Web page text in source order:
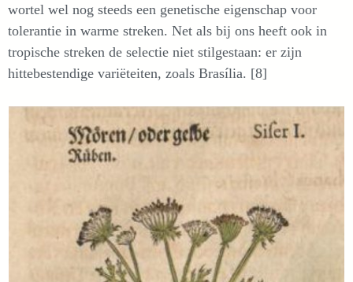
wortel wel nog steeds een genetische eigenschap voor
tolerantie in warme streken. Net als bij ons heeft ook in
tropische streken de selectie niet stilgestaan: er zijn
hittebestendige variëteiten, zoals Brasília. [8]